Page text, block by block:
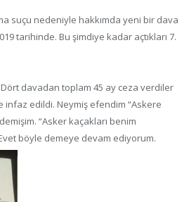
suçu nedeniyle hakkımda yeni bir dava
tarihinde. Bu şimdiye kadar açtıkları 7.
Dört davadan toplam 45 ay ceza verdiler
infaz edildi. Neymiş efendim “Askere
“Asker kaçakları benim
böyle demeye devam ediyorum.